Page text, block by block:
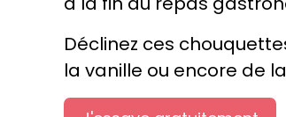
Déclinez ces
la vanille ou encore de